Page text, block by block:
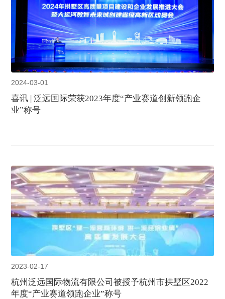
2024-03-01
喜讯 | 泛远国际荣获2023年度“产业赛道创新领跑企
业”称号
2023-02-17
杭州泛远国际物流有限公司被授予杭州市拱墅区2022
年度“产业赛道领跑企业”称号